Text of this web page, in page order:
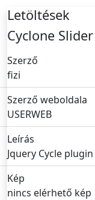
Letöltések
Cyclone Slider
Szerző
fizi
Szerző weboldala
USERWEB
Leírás
Jquery Cycle
Kép
nincs elérhető kép